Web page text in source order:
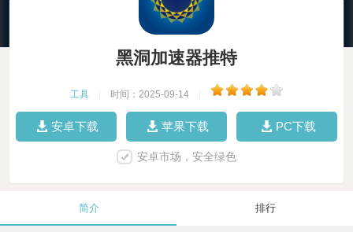
黑洞加速器推特
工具 时间：2025-09-14
安卓下载 苹果下载 PC下载
安卓市场，安全绿色
简介 排行